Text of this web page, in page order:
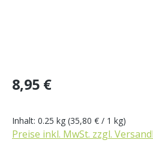
Regulärer Preis:
8,95 €
Inhalt: 0.25 kg (35,80 € / 1 kg)
Preise inkl. MwSt. zzgl.